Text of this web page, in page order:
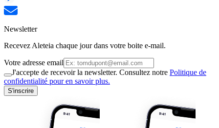
Newsletter
Recevez Aleteia chaque jour dans votre boite e-mail.
Votre adresse email
J'accepte de recevoir la newsletter. Consultez notre Politique de
confidentialité pour en savoir plus.
S'inscrire